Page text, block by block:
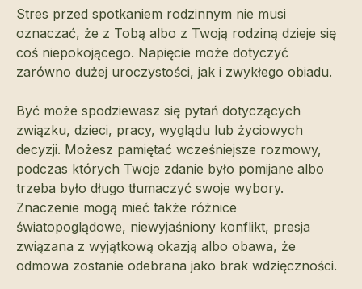
Stres przed spotkaniem rodzinnym nie musi
oznaczać, że z Tobą albo z Twoją rodziną dzieje się
coś niepokojącego. Napięcie może dotyczyć
zarówno dużej uroczystości, jak i zwykłego obiadu.
Być może spodziewasz się pytań dotyczących
związku, dzieci, pracy, wyglądu lub życiowych
decyzji. Możesz pamiętać wcześniejsze rozmowy,
podczas których Twoje zdanie było pomijane albo
trzeba było długo tłumaczyć swoje wybory.
Znaczenie mogą mieć także różnice
światopoglądowe, niewyjaśniony konflikt, presja
związana z wyjątkową okazją albo obawa, że
odmowa zostanie odebrana jako brak wdzięczności.